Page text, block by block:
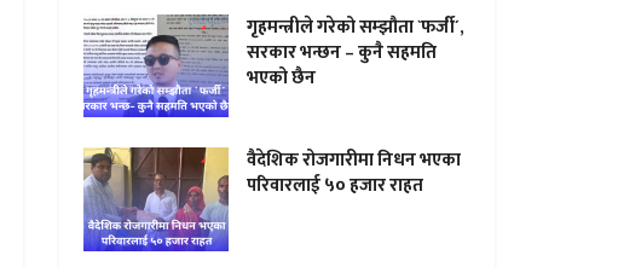
गृहमन्त्रीले गरेको सम्झौता `फर्जी´,
सरकार भन्छन – कुनै सहमति
भएको छैन
वैदेशिक रोजगारीमा निधन भएका
परिवारलाई ५० हजार राहत